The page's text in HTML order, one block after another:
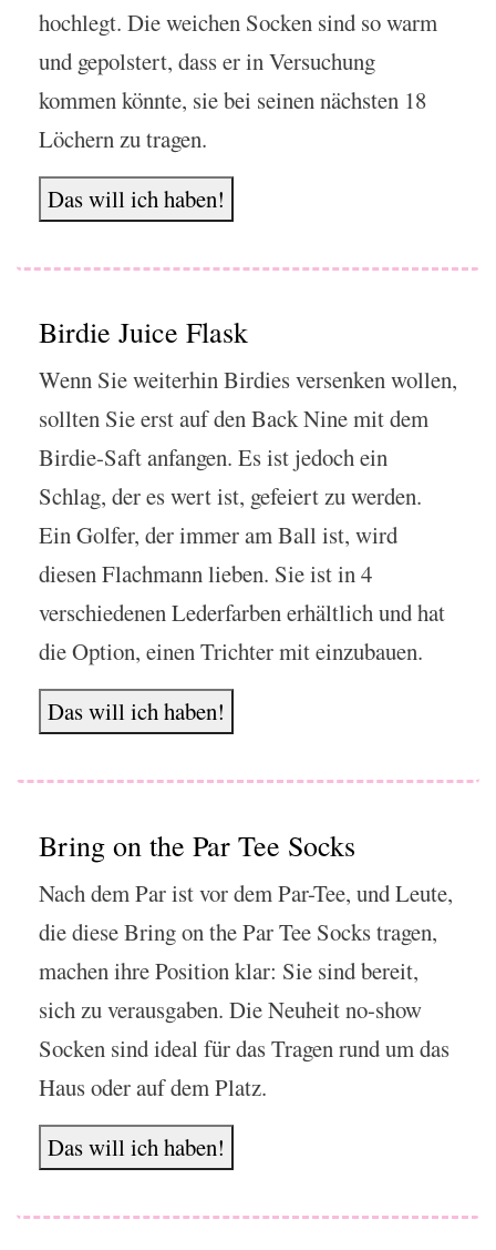
hochlegt. Die weichen Socken sind so warm
und gepolstert, dass er in Versuchung
kommen könnte, sie bei seinen nächsten 18
Löchern zu tragen.
Das will ich haben!
Birdie Juice Flask
Wenn Sie weiterhin Birdies versenken wollen,
sollten Sie erst auf den Back Nine mit dem
Birdie-Saft anfangen. Es ist jedoch ein
Schlag, der es wert ist, gefeiert zu werden.
Ein Golfer, der immer am Ball ist, wird
diesen Flachmann lieben. Sie ist in 4
verschiedenen Lederfarben erhältlich und hat
die Option, einen Trichter mit einzubauen.
Das will ich haben!
Bring on the Par Tee Socks
Nach dem Par ist vor dem Par-Tee, und Leute,
die diese Bring on the Par Tee Socks tragen,
machen ihre Position klar: Sie sind bereit,
sich zu verausgaben. Die Neuheit no-show
Socken sind ideal für das Tragen rund um das
Haus oder auf dem Platz.
Das will ich haben!